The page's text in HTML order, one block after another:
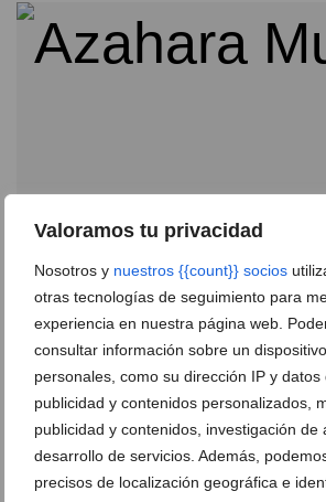
Valoramos tu privacidad
Nosotros y nuestros {{count}} socios
otras tecnologías de seguimiento para
experiencia en nuestra página web.
consultar información sobre un
personales, como su dirección IP y
publicidad y contenidos personalizados,
publicidad y contenidos, investigación de
desarrollo de servicios. Además,
precisos de localización geográfica e
La final de torneo Lacoste
Sella Golf Resort